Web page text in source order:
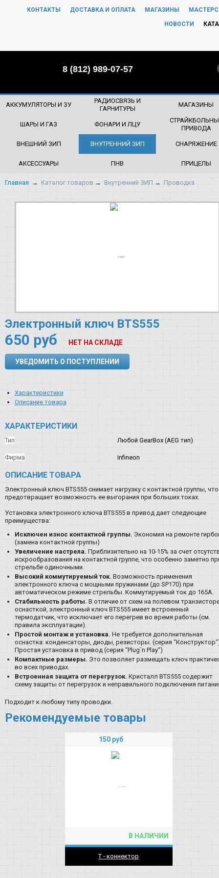
КОНТАКТЫ ДОСТАВКА И ОПЛАТА МАГАЗИНЫ
НОВОСТИ
8 (812) 989-07-57
АККУМУЛЯТОРЫ И ЗУ
РАДИОСВЯЗЬ И
ГАРНИТУРЫ
МАГАЗИНЫ
ШАРЫ И ГАЗ ФОНАРИ И ЛЦУ
ПРИВОДА
ВНЕШНИЙ ЗИП ВНУТРЕННИЙ ЗИП СНАРЯЖЕНИЕ
АКСЕССУАРЫ ПНВ ПРИЦЕЛЫ
Главная → Каталог товаров → Внутренний ЗИП → Проводка
Электронный ключ BTS555
650 руб НЕТ НА СКЛАДЕ
УВЕДОМИТЬ О ПОСТУПЛЕНИИ
Характеристики
Описание товара
ХАРАКТЕРИСТИКИ
Тип Любой GearBox (AEG тип)
Фирма Infineon
ОПИСАНИЕ ТОВАРА
Электронный ключ BTS555 снимает нагрузку с контактной группы, что
предотвращает возможность ее выгорания при больших токах.
Установка электронного ключа BTS555 в привод дает следующие
преимущества:
Исключен износ контактной группы. Экономия на ремонте
(замена контактной группы)
Увеличение настрела. Приблизительно на 10-15% за счет
искрообразования на контактной группе, что особенно заметно
стрельбе одиночными.
Высокий коммутируемый ток. Возможность применения
электронного ключа с мощными пружинами (до SP170) при
автоматическом режиме стрельбы. Коммутируемый ток до 165А.
Стабильность работы. В отличие от схем на полевом
оснасткой, электронный ключ BTS555 имеет встроенный
термодатчик, что исключает его перегрев во время работы (см.
правила эксплуатации).
Простой монтаж и установка. Не требуется дополнительная
оснастка: конденсаторы, диоды, резисторы. (серия
Простая установка в привод (серия “Plug`n Play“)
Компактные размеры. Это позволяет размещать ключ
во всех приводах.
Встроенная защита от перегрузок. Кристалл BTS555 содержит
схему защиты от перегрузок и неправильного подключения
Подходит к любому типу проводки.
Рекомендуемые товары
150 руб
В НАЛИЧИИ
T - коннектор
ЧТО БУДЕМ ИСКАТЬ?